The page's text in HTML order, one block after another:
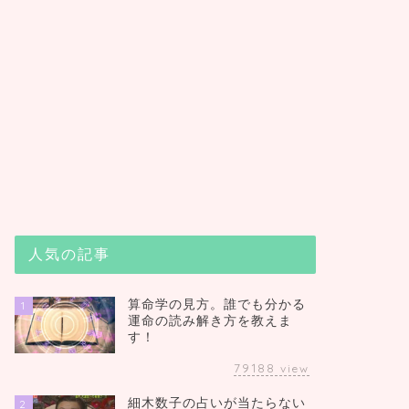
人気の記事
1
算命学の見方。誰でも分かる
運命の読み解き方を教えま
す！
79188 view
2 細木数子の占いが当たらない